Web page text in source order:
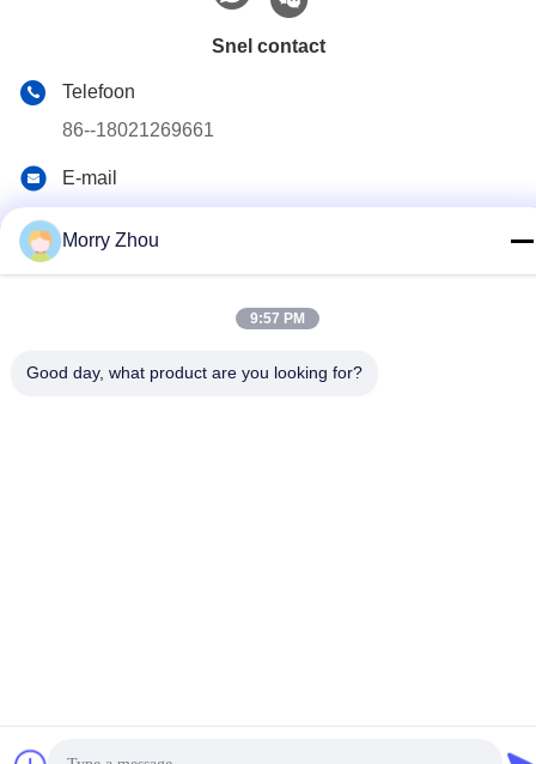
Snel contact
Telefoon
86--18021269661
E-mail
Changshu-Stad, Jiangsu-Provincie, China
Morry Zhou
9:57 PM
Good day, what product are you looking for?